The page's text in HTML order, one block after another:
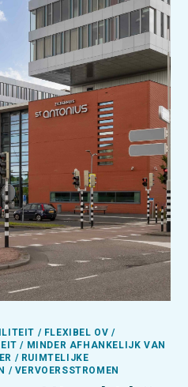
/ FLEXIBEL OV /
/ MINDER AFHANKELIJK VAN
/ RUIMTELIJKE
/ VERVOERSSTROMEN